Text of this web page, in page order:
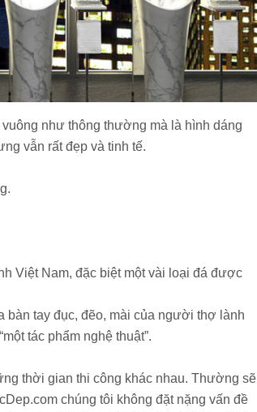
như thông thường mà là hình dáng
vẫn rất đẹp và tinh tế.
Việt Nam, đặc biệt một vài loại đá được
bàn tay đục, đẽo, mài của người thợ lành
tác phẩm nghệ thuật”.
thời gian thi công khác nhau. Thường sẽ
chúng tôi không đặt nặng vấn đề